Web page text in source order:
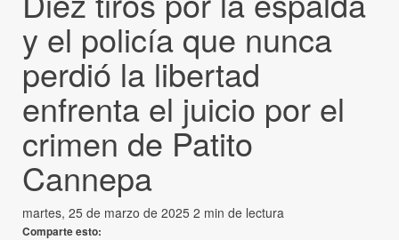
y el policía que nunca
perdió la libertad
enfrenta el juicio por el
crimen de Patito
Cannepa
martes, 25 de marzo de 2025 2 min de lectura
Comparte esto: